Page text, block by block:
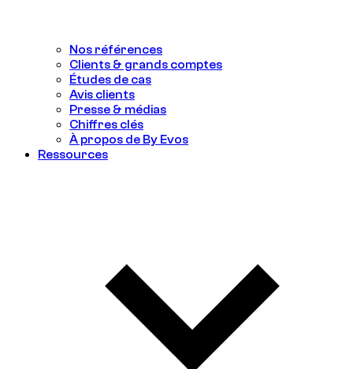
Nos références
Clients & grands comptes
Études de cas
Avis clients
Presse & médias
Chiffres clés
À propos de By Evos
Ressources